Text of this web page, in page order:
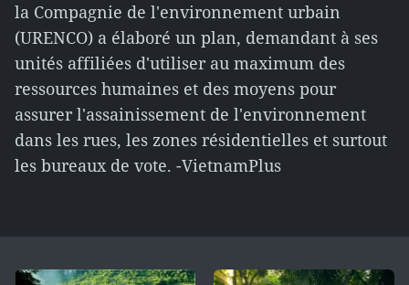
la Compagnie de l'environnement urbain
(URENCO) a élaboré un plan, demandant à ses
unités affiliées d'utiliser au maximum des
ressources humaines et des moyens pour
assurer l'assainissement de l'environnement
dans les rues, les zones résidentielles et surtout
les bureaux de vote. -VietnamPlus